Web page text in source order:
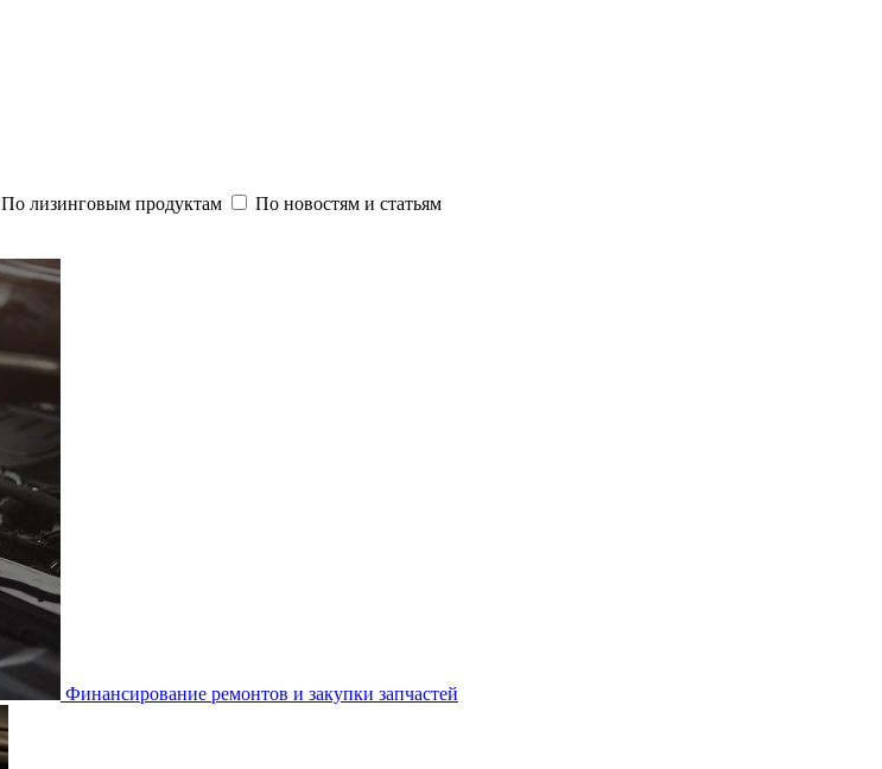
По лизинговым продуктам По новостям и статьям
Финансирование ремонтов и закупки запчастей